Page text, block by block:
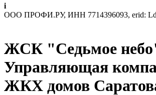
i
ООО ПРОФИ.РУ, ИНН 7714396093, erid:
ЖСК "Седьмое
Управляющая
ЖКХ домов